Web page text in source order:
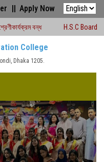
Apply Now
H.S.C Board Exam Seat
College
Dhaka 1205.